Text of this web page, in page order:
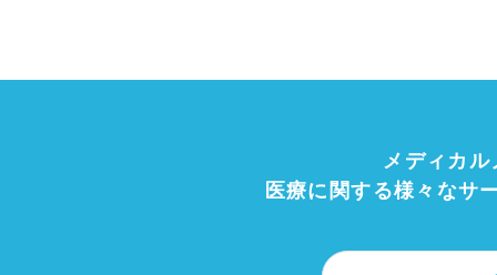
メディカ
医療に関する様々なサ